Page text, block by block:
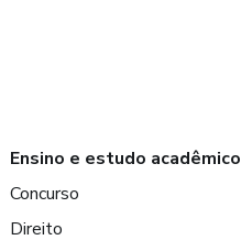
Ensino e estudo acadêmico
Concurso
Direito